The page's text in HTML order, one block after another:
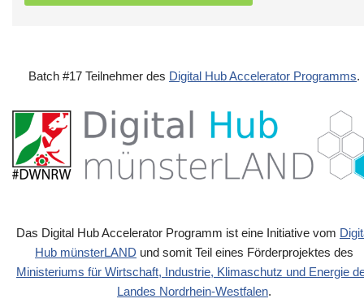
Batch #17 Teilnehmer des Digital Hub Accelerator Programms.
Das Digital Hub Accelerator Programm ist eine Initiative vom
Hub münsterLAND und somit Teil eines Förderprojektes des
Ministeriums für Wirtschaft, Industrie, Klimaschutz und Energie
Landes Nordrhein-Westfalen.